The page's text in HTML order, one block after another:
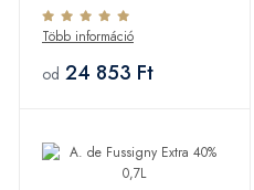
Több információ
od 24 853 Ft